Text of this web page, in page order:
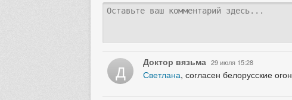
Д Доктор вязьма 29 июля 15:28
Светлана, согласен белорусские